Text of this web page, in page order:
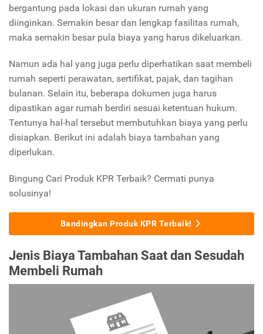
bergantung pada lokasi dan ukuran rumah yang
diinginkan. Semakin besar dan lengkap fasilitas rumah,
maka semakin besar pula biaya yang harus dikeluarkan.
Namun ada hal yang juga perlu diperhatikan saat membeli
rumah seperti perawatan, sertifikat, pajak, dan tagihan
bulanan. Selain itu, beberapa dokumen juga harus
dipastikan agar rumah berdiri sesuai ketentuan hukum.
Tentunya hal-hal tersebut membutuhkan biaya yang perlu
disiapkan. Berikut ini adalah biaya tambahan yang
diperlukan.
Bingung Cari Produk KPR Terbaik? Cermati punya
solusinya!
Bandingkan Produk KPR Terbaik!
Jenis Biaya Tambahan Saat dan Sesudah
Membeli Rumah